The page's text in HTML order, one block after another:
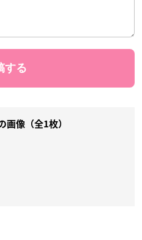
画像（全1枚）